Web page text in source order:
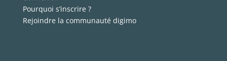
Pourquoi s’inscrire ?
Rejoindre la communauté digimo